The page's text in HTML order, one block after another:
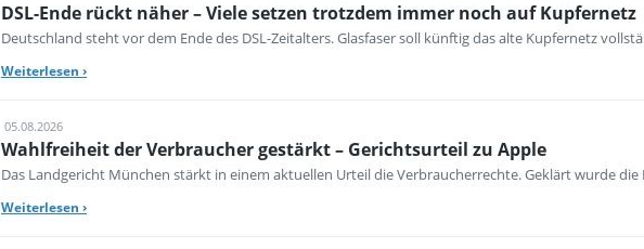
DSL-Ende rückt näher – Viele setzen trotzdem immer noch auf Kupfernetz
Deutschland steht vor dem Ende des DSL-Zeitalters. Glasfaser soll künftig das alte Kupfernetz
Weiterlesen ›
05.08.2026
Wahlfreiheit der Verbraucher gestärkt – Gerichtsurteil zu Apple
Das Landgericht München stärkt in einem aktuellen Urteil die Verbraucherrechte. Geklärt wurde die
Weiterlesen ›